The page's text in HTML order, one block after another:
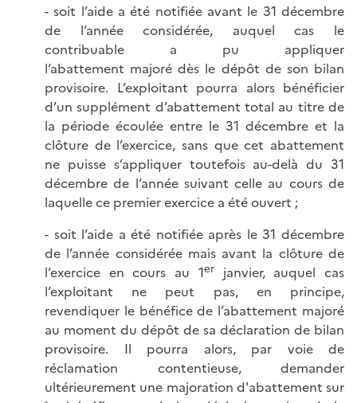
- soit l’aide a été notifiée avant le 31 décembre
de l’année considérée, auquel cas le
contribuable a pu appliquer
l’abattement majoré dès le dépôt de son bilan
provisoire. L’exploitant pourra alors bénéficier
d’un supplément d’abattement total au titre de
la période écoulée entre le 31 décembre et la
clôture de l’exercice, sans que cet abattement
ne puisse s’appliquer toutefois au-delà du 31
décembre de l’année suivant celle au cours de
laquelle ce premier exercice a été ouvert ;
- soit l’aide a été notifiée après le 31 décembre
de l’année considérée mais avant la clôture de
l’exercice en cours au 1erjanvier, auquel cas
l’exploitant ne peut pas, en principe,
revendiquer le bénéfice de l’abattement majoré
au moment du dépôt de sa déclaration de bilan
provisoire. Il pourra alors, par voie de
réclamation contentieuse, demander
ultérieurement une majoration d'abattement sur